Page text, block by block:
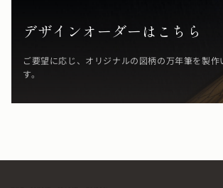
デザインオーダーはこちら
ご要望に応じ、オリジナルの図柄の万年筆を製作
す。